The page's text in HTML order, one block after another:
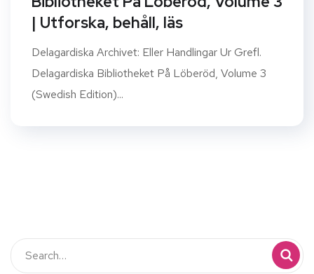
| Utforska, behåll, läs
Delagardiska Archivet: Eller Handlingar Ur Grefl.
Delagardiska Bibliotheket På Löberöd, Volume 3
(Swedish Edition)...